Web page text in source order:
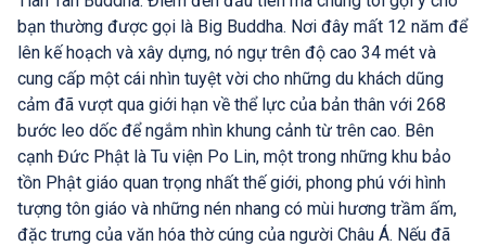
bạn thường được gọi là Big Buddha. Nơi đây mất 12 năm để
lên kế hoạch và xây dựng, nó ngự trên độ cao 34 mét và
cung cấp một cái nhìn tuyệt vời cho những du khách dũng
cảm đã vượt qua giới hạn về thể lực của bản thân với 268
bước leo dốc để ngắm nhìn khung cảnh từ trên cao. Bên
cạnh Đức Phật là Tu viện Po Lin, một trong những khu bảo
tồn Phật giáo quan trọng nhất thế giới, phong phú với hình
tượng tôn giáo và những nén nhang có mùi hương trầm ấm,
đặc trưng của văn hóa thờ cúng của người Châu Á. Nếu đã